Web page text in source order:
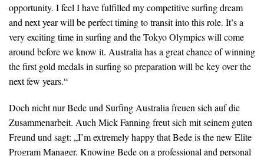
opportunity. I feel I have fulfilled my competitive surfing dream
and next year will be perfect timing to transit into this role. It’s a
very exciting time in surfing and the Tokyo Olympics will come
around before we know it. Australia has a great chance of winning
the first gold medals in surfing so preparation will be key over the
next few years.“
Doch nicht nur Bede und Surfing Australia freuen sich auf die
Zusammenarbeit. Auch Mick Fanning freut sich mit seinem guten
Freund und sagt: „I’m extremely happy that Bede is the new Elite
Program Manager. Knowing Bede on a professional and personal